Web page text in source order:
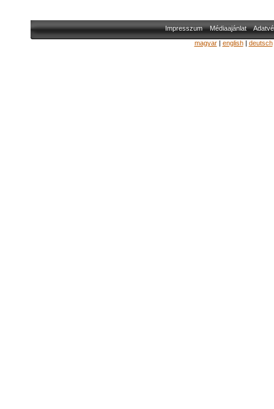
Impresszum Médiaajánlat
magyar| english| deutsch